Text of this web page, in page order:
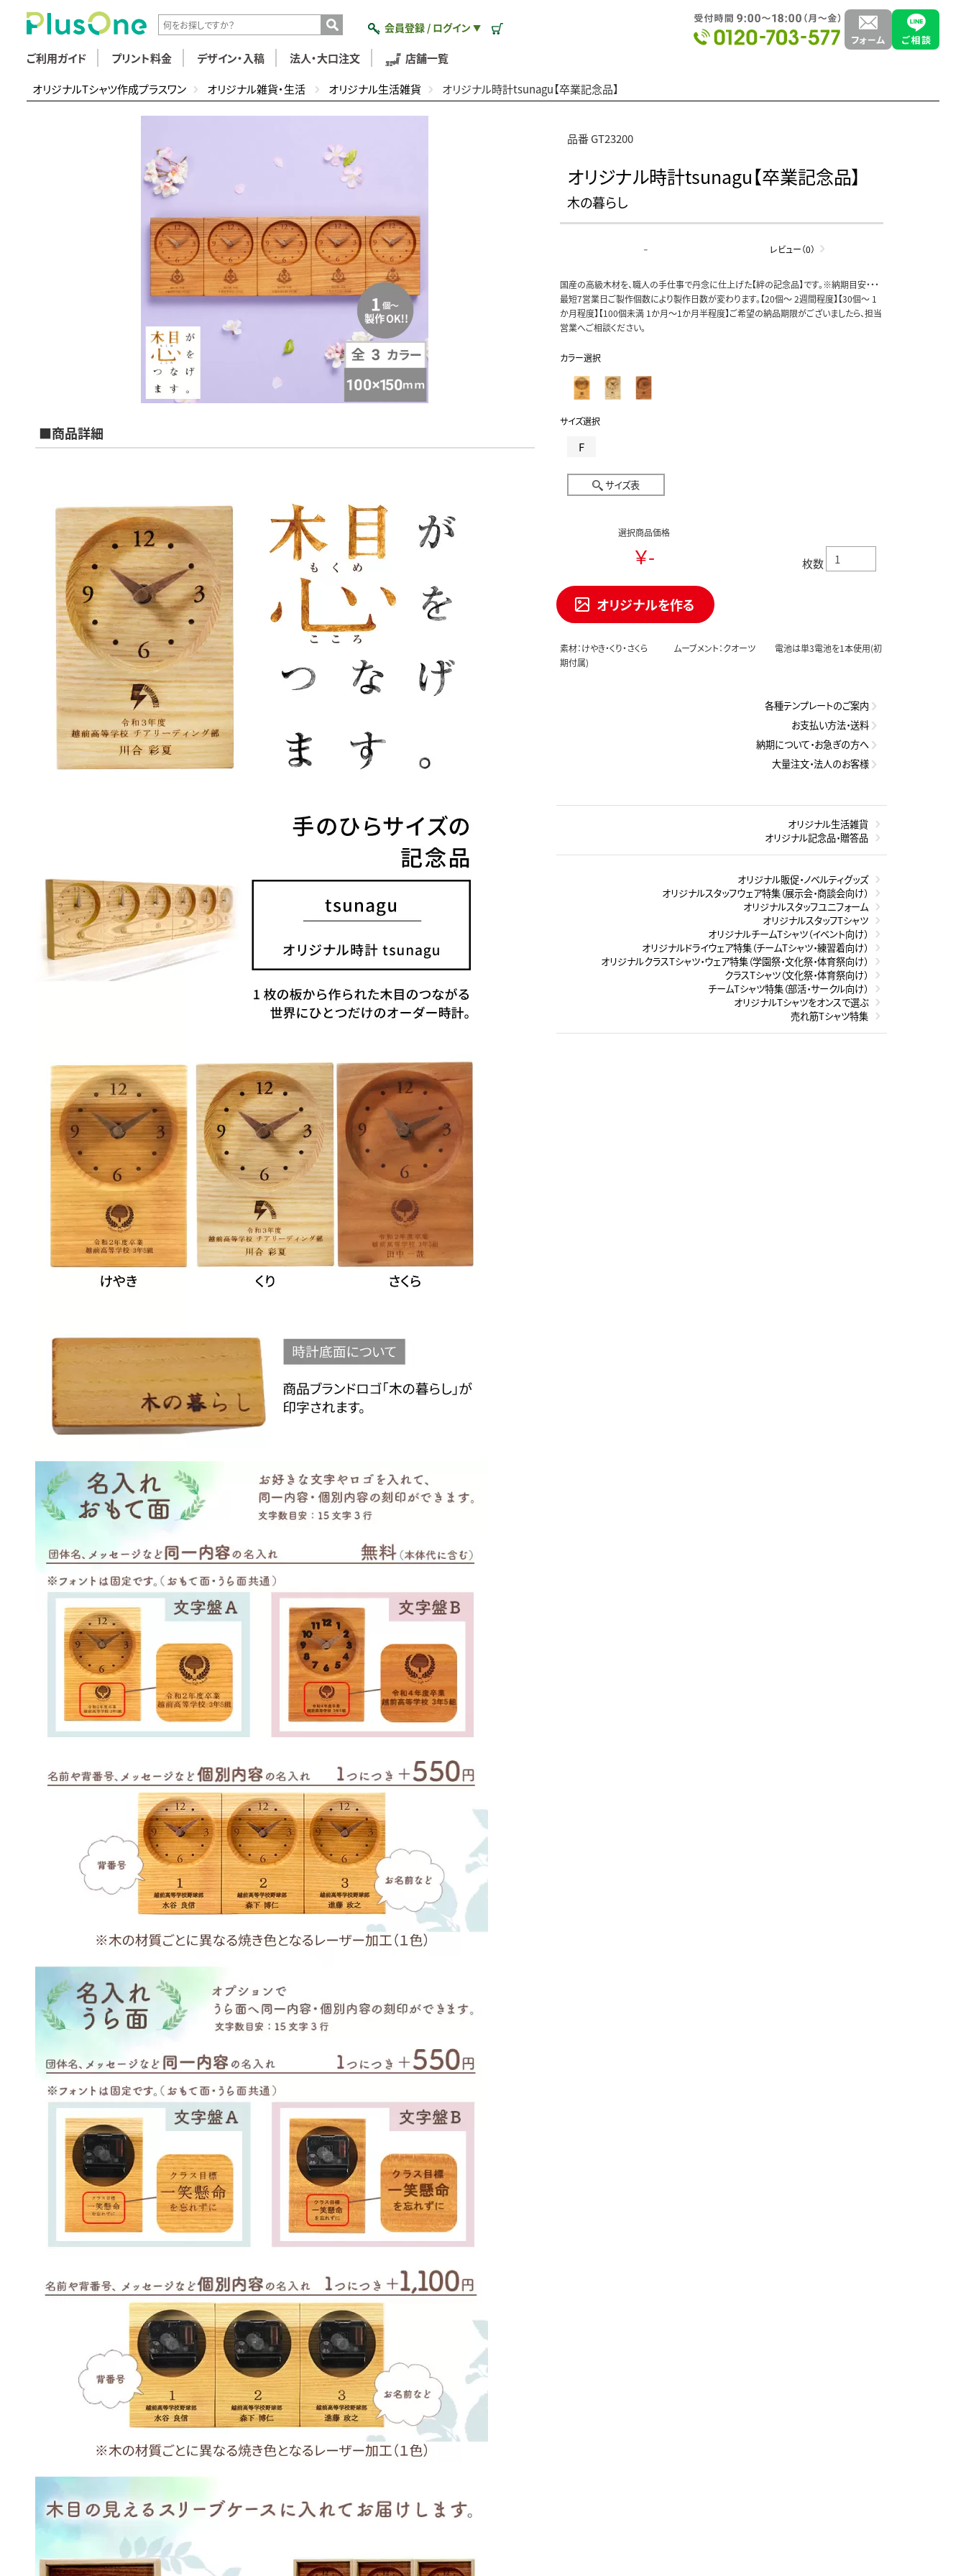
会員登録 / ログイン ▼
ご利用ガイド プリント料金 デザイン・入稿 法人・大口注文 店舗一覧
オリジナルTシャツ作成プラスワン オリジナル雑貨・生活 オリジナル生活雑貨 オリジナル時計tsunagu【卒業記念品】
■商品詳細
品番 GT23200
オリジナル時計tsunagu【卒業記念品】
木の暮らし
- レビュー（0）
国産の高級木材を、職人の手仕事で丹念に仕上げた【絆の記念品】です。※納期目安・・・
最短7営業日ご製作個数により製作日数が変わります。【20個～ 2週間程度】【30個～ 1
か月程度】【100個未満 1か月～1か月半程度】ご希望の納品期限がございましたら、担当
営業へご相談ください。
カラー選択
サイズ選択
F
サイズ表
選択商品価格
￥- 枚数
オリジナルを作る
素材：けやき・くり・さくら ムーブメント：クオーツ 電池は単3電池を1本使用(初
期付属)
各種テンプレートのご案内
お支払い方法・送料
納期について・お急ぎの方へ
大量注文・法人のお客様
オリジナル生活雑貨
オリジナル記念品・贈答品
オリジナル販促・ノベルティグッズ
オリジナルスタッフウェア特集（展示会・商談会向け）
オリジナルスタッフユニフォーム
オリジナルスタッフTシャツ
オリジナルチームTシャツ（イベント向け）
オリジナルドライウェア特集（チームTシャツ・練習着向け）
オリジナルクラスTシャツ・ウェア特集（学園祭・文化祭・体育祭向け）
クラスTシャツ（文化祭・体育祭向け）
チームTシャツ特集（部活・サークル向け）
オリジナルTシャツをオンスで選ぶ
売れ筋Tシャツ特集